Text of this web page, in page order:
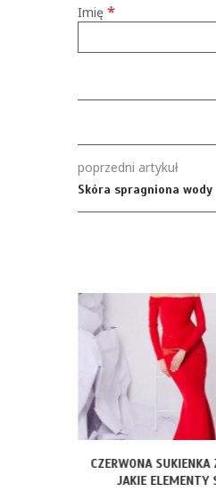
Imię *
poprzedni artykuł
Skóra spragniona wody
CZERWONA
JAKIE ELEMENTY